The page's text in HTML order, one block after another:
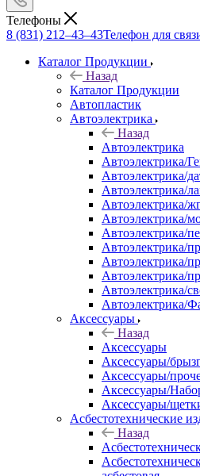
Телефоны
8 (831) 212–43–43Телефон для
Каталог Продукции
Назад
Каталог Продукции
Автопластик
Автоэлектрика
Назад
Автоэлектрика
Автоэлектрика/
Автоэлектрика/
Автоэлектрика/
Автоэлектрика/
Автоэлектрика/
Автоэлектрика/
Автоэлектрика/
Автоэлектрика/
Автоэлектрика/
Автоэлектрика/
Автоэлектрика/
Аксессуары
Назад
Аксессуары
Аксессуары/
Аксессуары/
Аксессуары/
Аксессуары/
Асбестотехнические
Назад